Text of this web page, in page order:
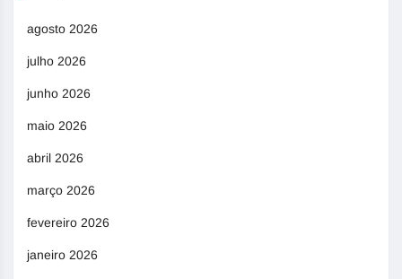
agosto 2026
julho 2026
junho 2026
maio 2026
abril 2026
março 2026
fevereiro 2026
janeiro 2026